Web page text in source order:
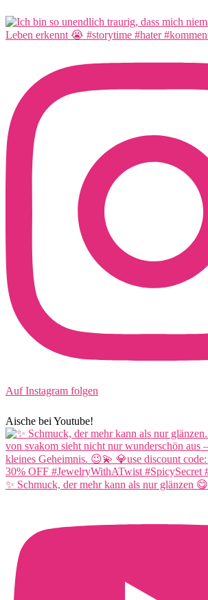
Auf Instagram folgen
Aische bei Youtube!
✨ Schmuck, der mehr kann als nur glänzen 😋